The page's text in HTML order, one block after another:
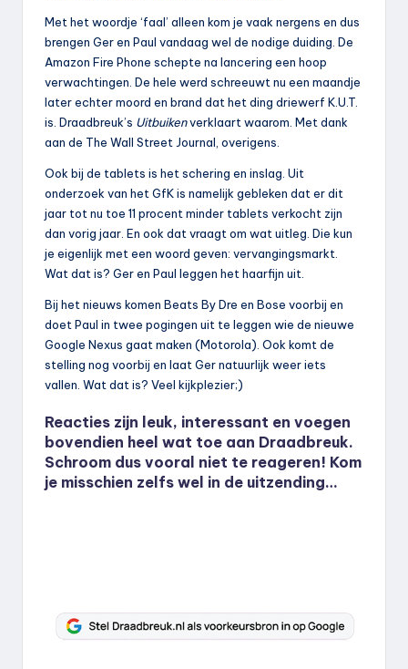
Met het woordje ‘faal’ alleen kom je vaak nergens en dus
brengen Ger en Paul vandaag wel de nodige duiding. De
Amazon Fire Phone schepte na lancering een hoop
verwachtingen. De hele werd schreeuwt nu een maandje
later echter moord en brand dat het ding driewerf K.U.T.
is. Draadbreuk’s Uitbuikenverklaart waarom. Met dank
aan de The Wall Street Journal, overigens.
Ook bij de tablets is het schering en inslag. Uit
onderzoek van het GfK is namelijk gebleken dat er dit
jaar tot nu toe 11 procent minder tablets verkocht zijn
dan vorig jaar. En ook dat vraagt om wat uitleg. Die kun
je eigenlijk met een woord geven: vervangingsmarkt.
Wat dat is? Ger en Paul leggen het haarfijn uit.
Bij het nieuws komen Beats By Dre en Bose voorbij en
doet Paul in twee pogingen uit te leggen wie de nieuwe
Google Nexus gaat maken (Motorola). Ook komt de
stelling nog voorbij en laat Ger natuurlijk weer iets
vallen. Wat dat is? Veel kijkplezier;)
Reacties zijn leuk, interessant en voegen
bovendien heel wat toe aan Draadbreuk.
Schroom dus vooral niet te reageren! Kom
je misschien zelfs wel in de uitzending…